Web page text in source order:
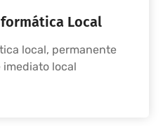
Local
local, permanente
local